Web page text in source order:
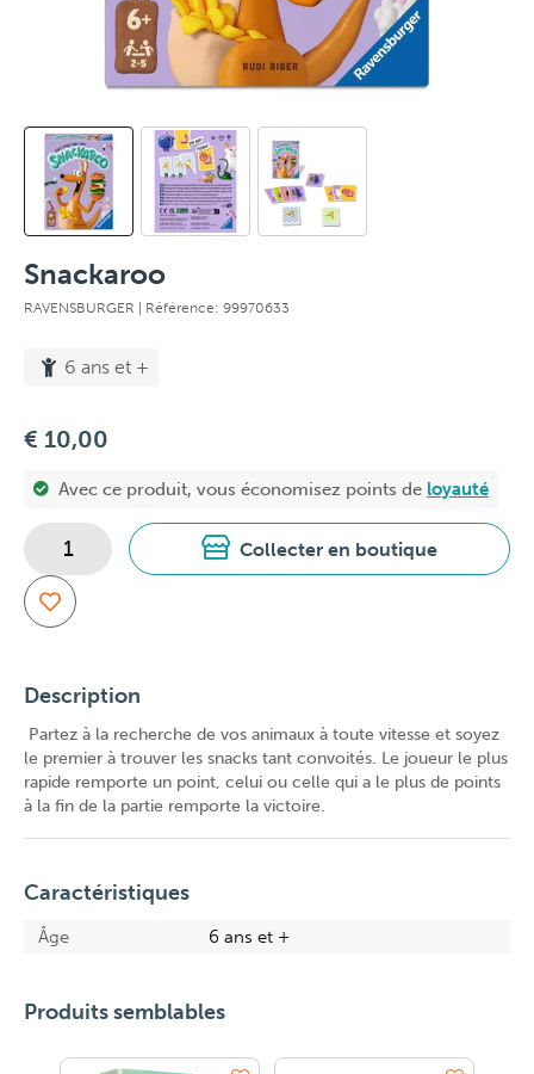
Snackaroo
RAVENSBURGER | Référence: 99970633
6 ans et +
€ 10,00
Avec ce produit, vous économisez points de loyauté
Collecter en boutique
Description
Partez à la recherche de vos animaux à toute vitesse et soyez
le premier à trouver les snacks tant convoités. Le joueur le plus
rapide remporte un point, celui ou celle qui a le plus de points
à la fin de la partie remporte la victoire.
Caractéristiques
Âge 6 ans et +
Produits semblables